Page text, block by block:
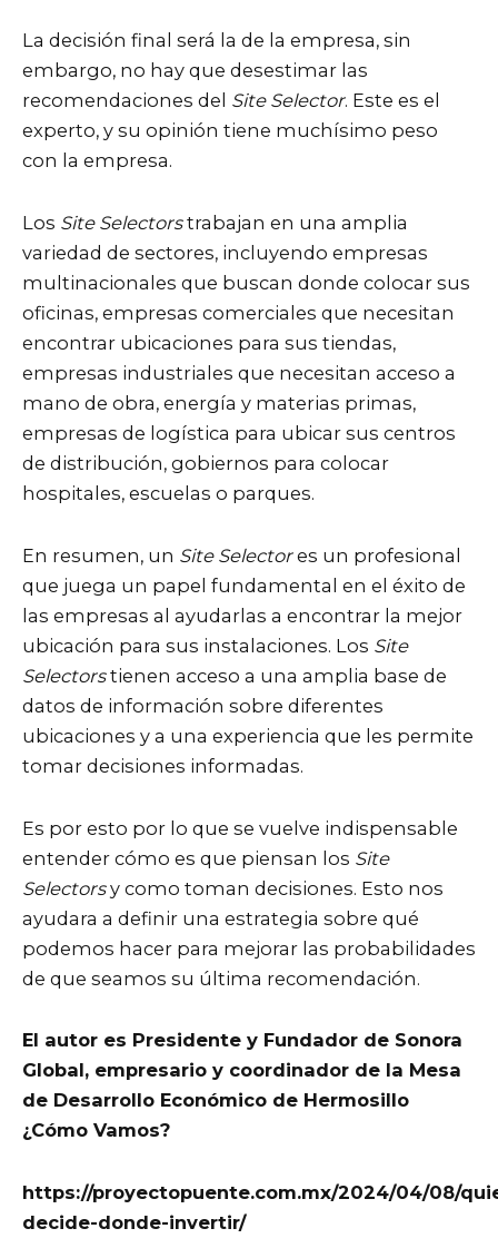
La decisión final será la de la empresa, sin
embargo, no hay que desestimar las
recomendaciones del Site Selector. Este es el
experto, y su opinión tiene muchísimo peso
con la empresa.
Los Site Selectorstrabajan en una amplia
variedad de sectores, incluyendo empresas
multinacionales que buscan donde colocar sus
oficinas, empresas comerciales que necesitan
encontrar ubicaciones para sus tiendas,
empresas industriales que necesitan acceso a
mano de obra, energía y materias primas,
empresas de logística para ubicar sus centros
de distribución, gobiernos para colocar
hospitales, escuelas o parques.
En resumen, un Site Selectores un profesional
que juega un papel fundamental en el éxito de
las empresas al ayudarlas a encontrar la mejor
ubicación para sus instalaciones. Los Site
Selectorstienen acceso a una amplia base de
datos de información sobre diferentes
ubicaciones y a una experiencia que les permite
tomar decisiones informadas.
Es por esto por lo que se vuelve indispensable
entender cómo es que piensan los Site
Selectorsy como toman decisiones. Esto nos
ayudara a definir una estrategia sobre qué
podemos hacer para mejorar las probabilidades
de que seamos su última recomendación.
El autor es Presidente y Fundador de Sonora
Global, empresario y coordinador de la Mesa
de Desarrollo Económico de Hermosillo
¿Cómo Vamos?
https://proyectopuente.com.mx/2024/04/08/
decide-donde-invertir/